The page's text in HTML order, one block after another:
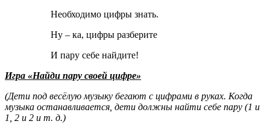
Необходимо цифры знать.
Ну – ка, цифры разберите
И пару себе найдите!
Игра «Найди пару своей цифре»
(Дети под весёлую музыку бегают с цифрами в руках. Когда
музыка останавливается, дети должны найти себе пару (1 и
1, 2 и 2 и т. д.)